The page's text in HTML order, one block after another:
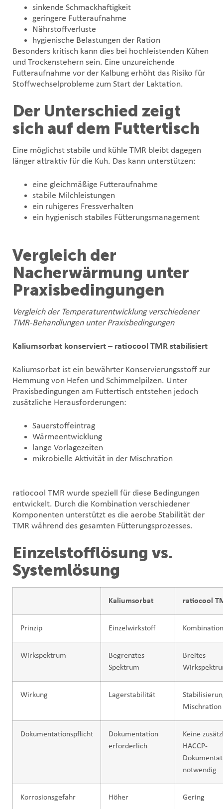
sinkende Schmackhaftigkeit
geringere Futteraufnahme
Nährstoffverluste
hygienische Belastungen der Ration
Besonders kritisch kann dies bei hochleistenden Kühen
und Trockenstehern sein. Eine unzureichende
Futteraufnahme vor der Kalbung erhöht das Risiko für
Stoffwechselprobleme zum Start der Laktation.
Der Unterschied zeigt
sich auf dem Futtertisch
Eine möglichst stabile und kühle TMR bleibt dagegen
länger attraktiv für die Kuh. Das kann unterstützen:
eine gleichmäßige Futteraufnahme
stabile Milchleistungen
ein ruhigeres Fressverhalten
ein hygienisch stabiles Fütterungsmanagement
Vergleich der
Nacherwärmung unter
Praxisbedingungen
Vergleich der Temperaturentwicklung verschiedener
TMR-Behandlungen unter Praxisbedingungen
Kaliumsorbat konserviert – ratiocool TMR stabilisiert
Kaliumsorbat ist ein bewährter Konservierungsstoff zur
Hemmung von Hefen und Schimmelpilzen. Unter
Praxisbedingungen am Futtertisch entstehen jedoch
zusätzliche Herausforderungen:
Sauerstoffeintrag
Wärmeentwicklung
lange Vorlagezeiten
mikrobielle Aktivität in der Mischration
ratiocool TMR wurde speziell für diese Bedingungen
entwickelt. Durch die Kombination verschiedener
Komponenten unterstützt es die aerobe Stabilität der
TMR während des gesamten Fütterungsprozesses.
Einzelstofflösung vs.
Systemlösung
Kaliumsorbat ratiocool
Prinzip Einzelwirkstoff
Wirkspektrum
Begrenztes
Spektrum
Breites
Wirkung Lagerstabilität
Mischration
Dokumentationspflicht
Dokumentation
erforderlich
Keine
HACCP-
notwendig
Korrosionsgefahr Höher Gering